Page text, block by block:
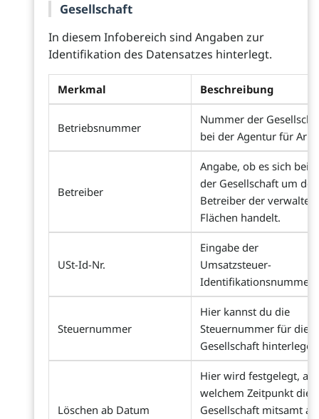
Gesellschaft
In diesem Infobereich sind Angaben zur
Identifikation des Datensatzes hinterlegt.
Merkmal Beschreibung
Betriebsnummer
Nummer der
bei der Agentur für
Betreiber
Angabe, ob es sich bei
der Gesellschaft um den
Betreiber der
Flächen handelt.
USt-Id-Nr.
Eingabe der
Umsatzsteuer-
Identifikationsnummer
Steuernummer
Hier kannst du die
Steuernummer für die
Gesellschaft
Löschen ab Datum
Hier wird festgelegt, ab
welchem Zeitpunkt die
Gesellschaft mitsamt all